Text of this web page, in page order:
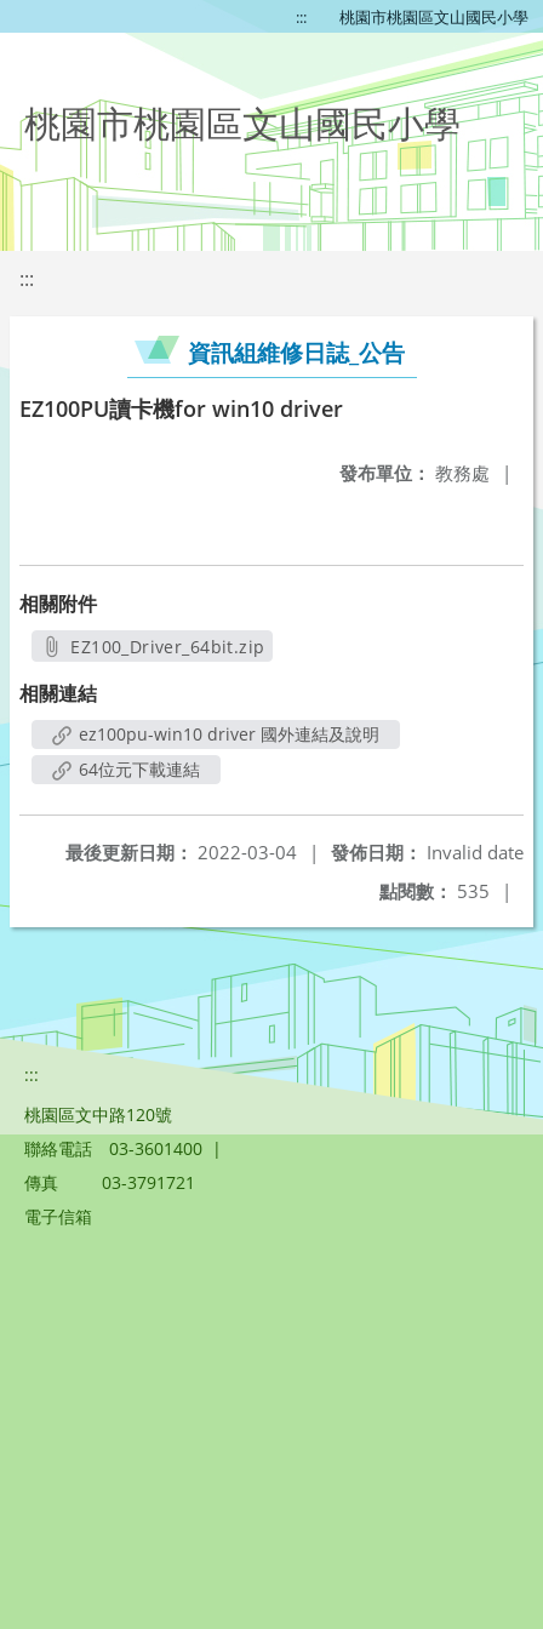
::: 桃園市桃園區文山國民小學
桃園市桃園區文山國民小學
:::
資訊組維修日誌_公告
EZ100PU讀卡機for win10 driver
發布單位： 教務處 |
相關附件
EZ100_Driver_64bit.zip
相關連結
ez100pu-win10 driver 國外連結及說明
64位元下載連結
發佈日期： Invalid date
最後更新日期： 2022-03-04
|
點閱數： 535 |
:::
桃園區文中路120號
聯絡電話
03-3601400 |
傳真
03-3791721
電子信箱